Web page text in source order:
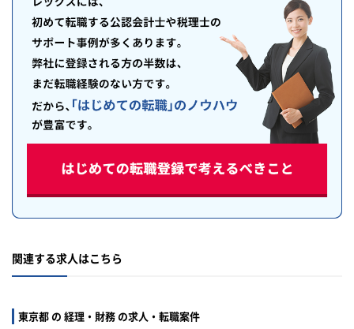
関連する求人はこちら
東京都 の 経理・財務 の求人・転職案件